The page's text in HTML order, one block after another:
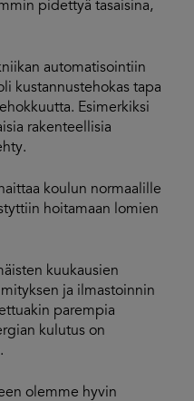
pidettyä tasaisina,
automatisointiin
kustannustehokas tapa
Esimerkiksi
rakenteellisia
koulun normaalille
hoitamaan lomien
kuukausien
ja ilmastoinnin
parempia
kulutus on
olemme hyvin